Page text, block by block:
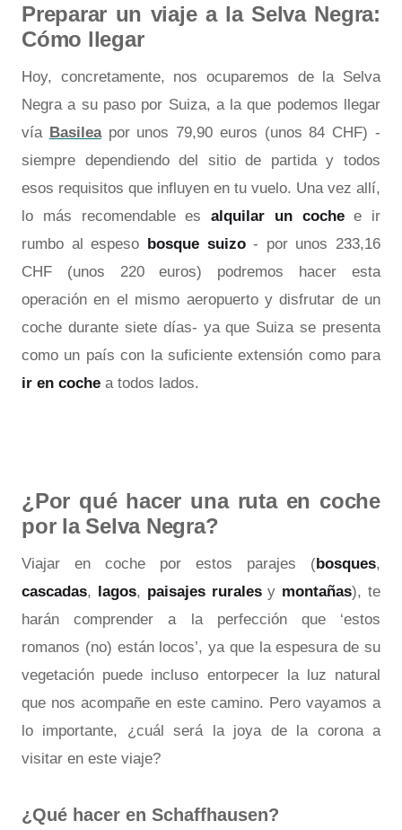
Preparar un viaje a la Selva Negra:
Cómo llegar
Hoy, concretamente, nos ocuparemos de la Selva
Negra a su paso por Suiza, a la que podemos llegar
vía Basileapor unos 79,90 euros (unos 84 CHF) -
siempre dependiendo del sitio de partida y todos
esos requisitos que influyen en tu vuelo. Una vez allí,
lo más recomendable es alquilar un cochee ir
rumbo al espeso bosque suizo- por unos 233,16
CHF (unos 220 euros) podremos hacer esta
operación en el mismo aeropuerto y disfrutar de un
coche durante siete días- ya que Suiza se presenta
como un país con la suficiente extensión como para
ir en coche a todos lados.
¿Por qué hacer una ruta en coche
por la Selva Negra?
Viajar en coche por estos parajes (bosques,
cascadas, lagos, paisajes ruralesy montañas), te
harán comprender a la perfección que ‘estos
romanos (no) están locos’, ya que la espesura de su
vegetación puede incluso entorpecer la luz natural
que nos acompañe en este camino. Pero vayamos a
lo importante, ¿cuál será la joya de la corona a
visitar en este viaje?
¿Qué hacer en Schaffhausen?